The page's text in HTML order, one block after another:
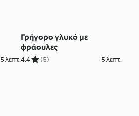
5 λεπτ.
Γρήγορο γλυκό με
φράουλες
4.4 (5) 5 λεπτ.